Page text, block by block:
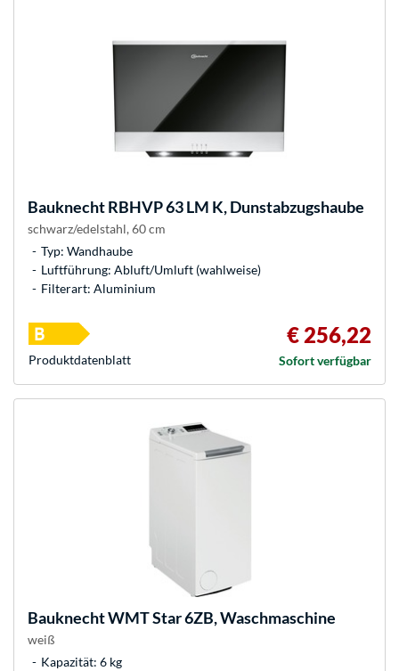
BauknechtRBHVP 63 LM K, Dunstabzugshaube
schwarz/edelstahl, 60 cm
Typ: Wandhaube
Luftführung: Abluft/Umluft (wahlweise)
Filterart: Aluminium
€ 256,22
Sofort verfügbar
Produkt­datenblatt
BauknechtWMT Star 6ZB, Waschmaschine
weiß
Kapazität: 6 kg